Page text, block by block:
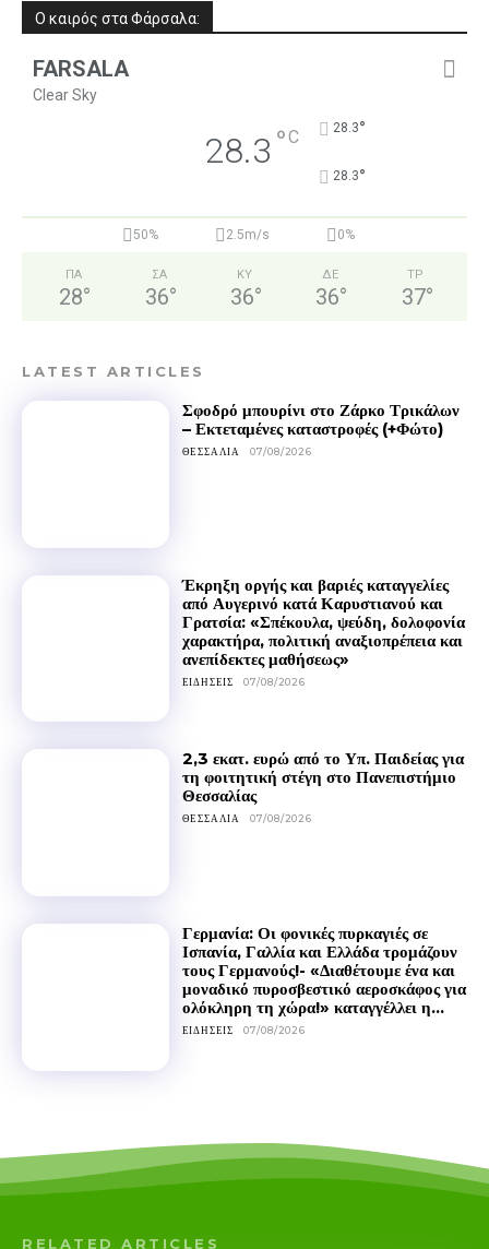
Ο καιρός στα Φάρσαλα:
FARSALA
Clear Sky
28.3 °C 28.3°
28.3°
50% 2.5m/s 0%
ΠΑ
28°
ΣΑ
36°
ΚΥ
36°
ΔΕ
36°
ΤΡ
37°
LATEST ARTICLES
Σφοδρό μπουρίνι στο Ζάρκο Τρικάλων
– Εκτεταμένες καταστροφές (+Φώτο)
ΘΕΣΣΑΛΊΑ 07/08/2026
Έκρηξη οργής και βαριές καταγγελίες
από Αυγερινό κατά Καρυστιανού και
Γρατσία: «Σπέκουλα, ψεύδη, δολοφονία
χαρακτήρα, πολιτική αναξιοπρέπεια και
ανεπίδεκτες μαθήσεως»
ΕΙΔΉΣΕΙΣ 07/08/2026
2,3 εκατ. ευρώ από το Υπ. Παιδείας για
τη φοιτητική στέγη στο Πανεπιστήμιο
Θεσσαλίας
ΘΕΣΣΑΛΊΑ 07/08/2026
Γερμανία: Οι φονικές πυρκαγιές σε
Ισπανία, Γαλλία και Ελλάδα τρομάζουν
τους Γερμανούς!- «Διαθέτουμε ένα και
μοναδικό πυροσβεστικό αεροσκάφος για
ολόκληρη τη χώρα!» καταγγέλλει η...
ΕΙΔΉΣΕΙΣ 07/08/2026
RELATED ARTICLES